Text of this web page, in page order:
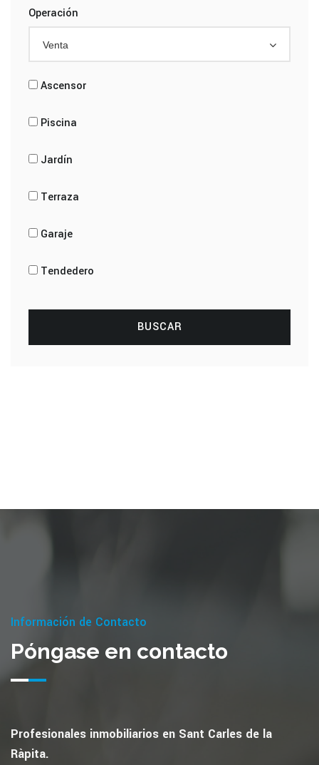
Operación
Venta
Ascensor
Piscina
Jardín
Terraza
Garaje
Tendedero
BUSCAR
Información de Contacto
Póngase en contacto
Profesionales inmobiliarios en Sant Carles de la
Ràpita.